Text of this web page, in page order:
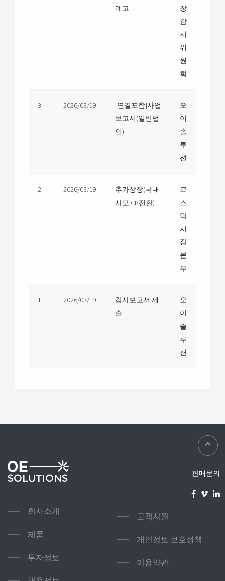
예고
장
감
시
위
원
회
3 2026/03/19
[연결포함]사업
보고서(일반법
인)
오
이
솔
루
션
2 2026/03/19
추가상장(국내
사모 CB전환)
코
스
닥
시
장
본
부
1 2026/03/19
감사보고서 제
출
오
이
솔
루
션
회사소개
제품
투자정보
고객지원
개인정보 보호정책
이용약관
판매문의